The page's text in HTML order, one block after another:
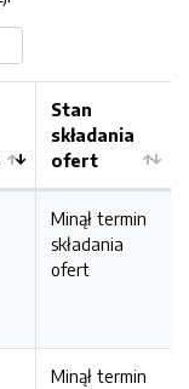
Stan
składania
ofert
Minął termin
składania
ofert
Minął termin